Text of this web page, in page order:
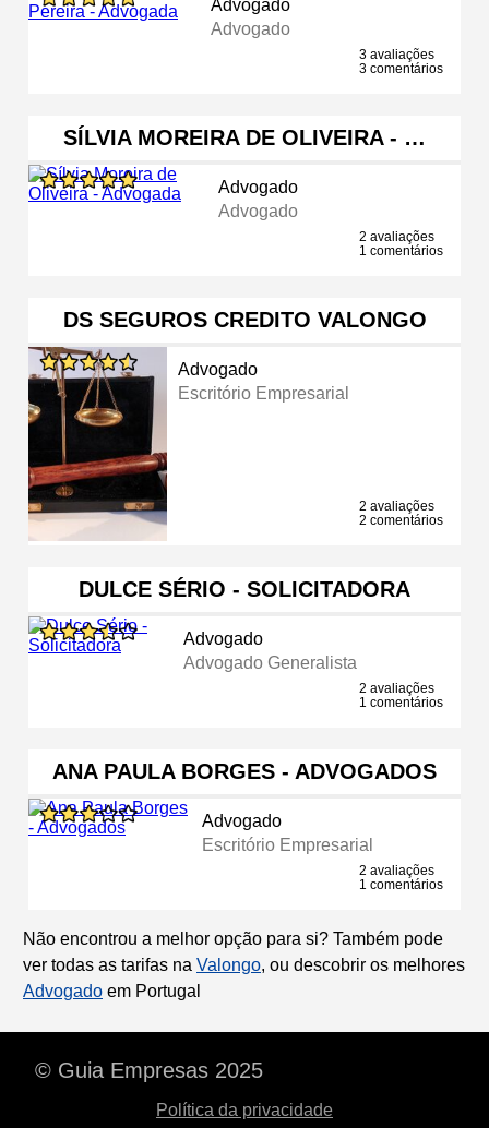
Advogado
Advogado
3 avaliações
3 comentários
SÍLVIA MOREIRA DE OLIVEIRA - …
Advogado
Advogado
2 avaliações
1 comentários
DS SEGUROS CREDITO VALONGO
Advogado
Escritório Empresarial
2 avaliações
2 comentários
DULCE SÉRIO - SOLICITADORA
Advogado
Advogado Generalista
2 avaliações
1 comentários
ANA PAULA BORGES - ADVOGADOS
Advogado
Escritório Empresarial
2 avaliações
1 comentários
Não encontrou a melhor opção para si? Também pode
ver todas as tarifas na Valongo, ou descobrir os melhores
Advogado em Portugal
© Guia Empresas 2025
Política da privacidade